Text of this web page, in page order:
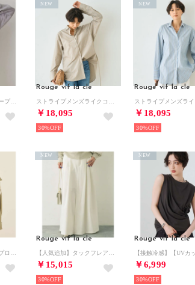
Rouge vif la cle
￥18,095
NEW
30%
Rouge vif la cle
￥18,095
NEW
30%
Rouge vif la cle
￥15,015
NEW
30%
Rouge vif la cle
￥6,999
NEW
30%